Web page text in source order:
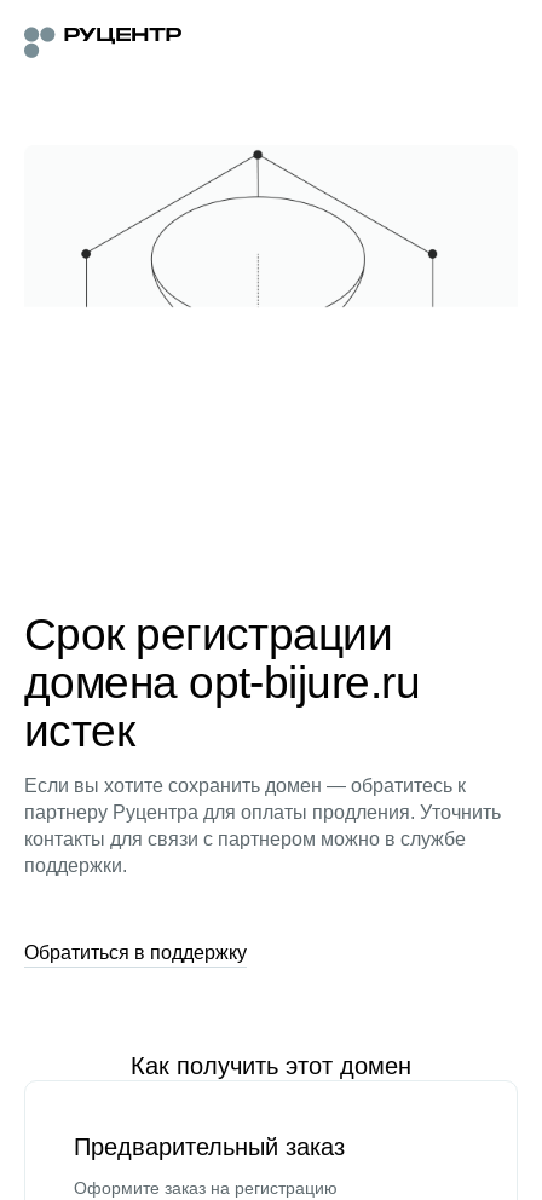
Срок регистрации
домена opt-bijure.ru
истек
Если вы хотите сохранить домен — обратитесь к
партнеру Руцентра для оплаты продления. Уточнить
контакты для связи с партнером можно в службе
поддержки.
Обратиться в поддержку
Как получить этот домен
Предварительный заказ
Оформите заказ на регистрацию